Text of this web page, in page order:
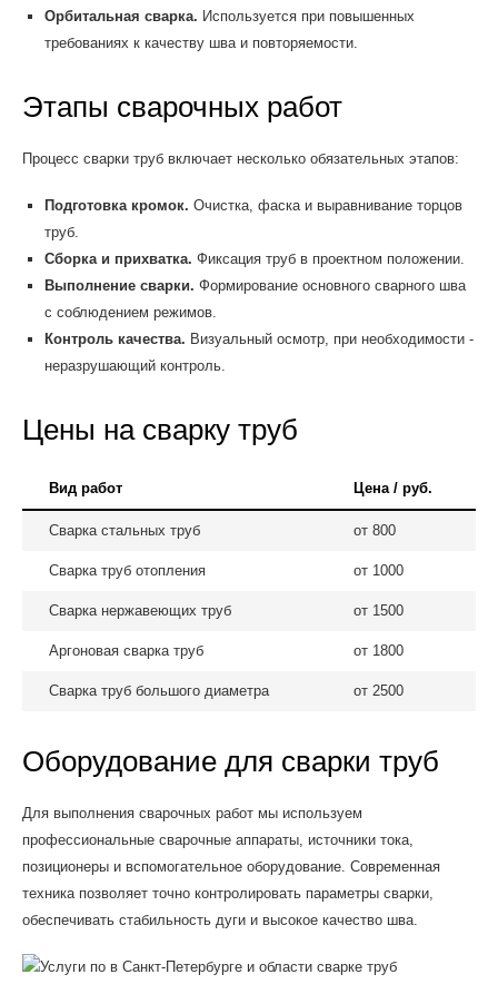
Орбитальная сварка. Используется при повышенных
требованиях к качеству шва и повторяемости.
Этапы сварочных работ
Процесс сварки труб включает несколько обязательных этапов:
Подготовка кромок. Очистка, фаска и выравнивание торцов
труб.
Сборка и прихватка. Фиксация труб в проектном положении.
Выполнение сварки. Формирование основного сварного шва
с соблюдением режимов.
Контроль качества. Визуальный осмотр, при необходимости -
неразрушающий контроль.
Цены на сварку труб
Вид работ Цена / руб.
Сварка стальных труб от 800
Сварка труб отопления от 1000
Сварка нержавеющих труб от 1500
Аргоновая сварка труб от 1800
Сварка труб большого диаметра от 2500
Оборудование для сварки труб
Для выполнения сварочных работ мы используем
профессиональные сварочные аппараты, источники тока,
позиционеры и вспомогательное оборудование. Современная
техника позволяет точно контролировать параметры сварки,
обеспечивать стабильность дуги и высокое качество шва.